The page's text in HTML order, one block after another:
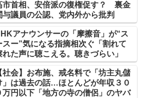
市首相、安倍派の復権促す？ 裏金
与議員の公認、党内外から批判
アナウンサーの「摩擦音」が“ス
スー”気になる指摘相次ぐ「割れて
れた声に聴こえる。聴きづらい」
社会】お布施、戒名料で「坊主丸儲
」は過去の話…ほとんどが年収３０
万円以下「地方の寺の僧侶」のヤバ